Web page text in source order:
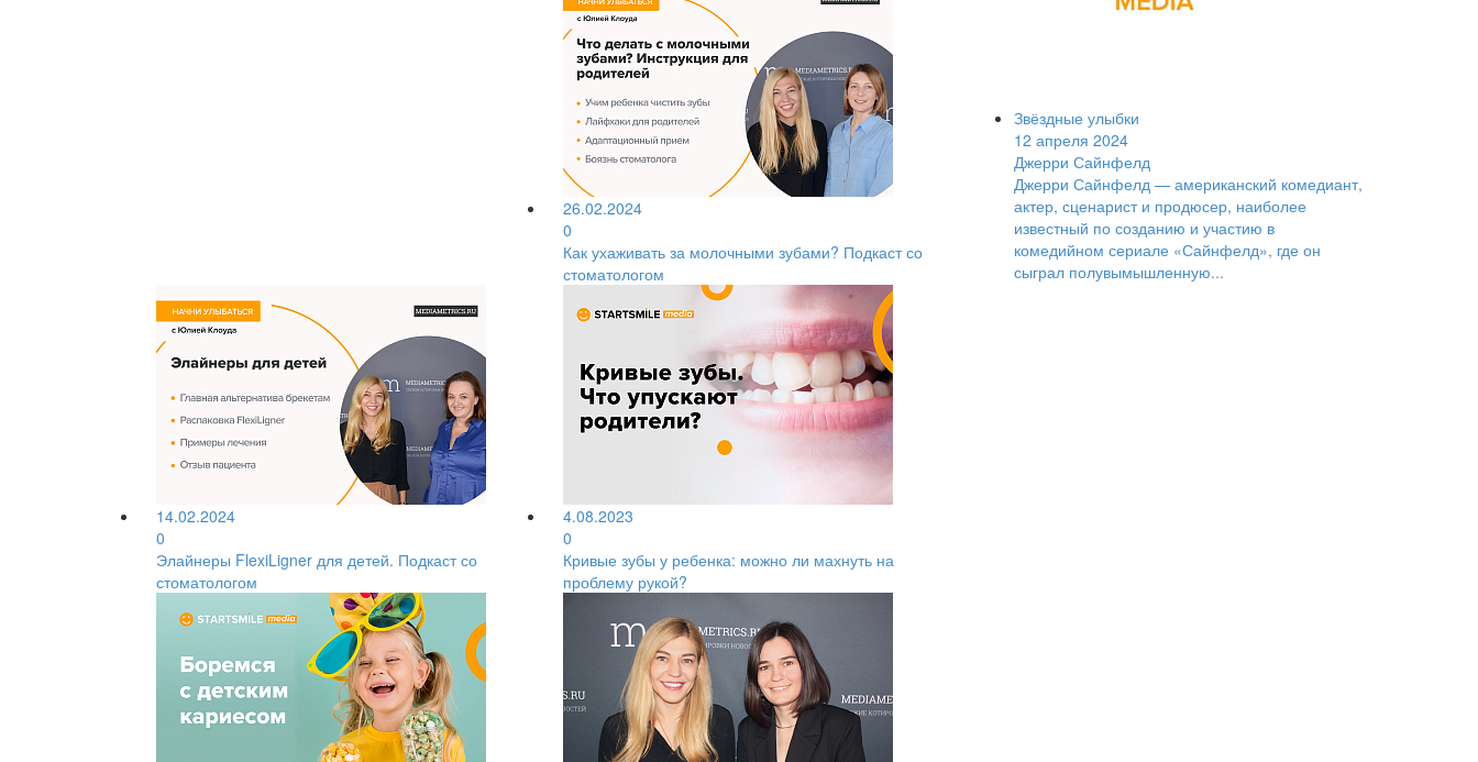
26.02.2024
0
Как ухаживать за молочными зубами? Подкаст со
стоматологом
14.02.2024
0
Элайнеры FlexiLigner для детей. Подкаст со
стоматологом
4.08.2023
0
Кривые зубы у ребенка: можно ли махнуть на
проблему рукой?
Звёздные улыбки
12 апреля 2024
Джерри Сайнфелд
Джерри Сайнфелд — американский комедиант,
актер, сценарист и продюсер, наиболее
известный по созданию и участию в
комедийном сериале «Сайнфелд», где он
сыграл полувымышленную...